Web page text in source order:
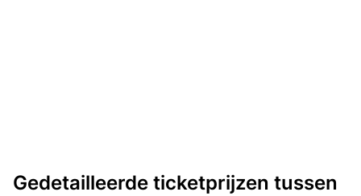
Gedetailleerde ticketprijzen tussen